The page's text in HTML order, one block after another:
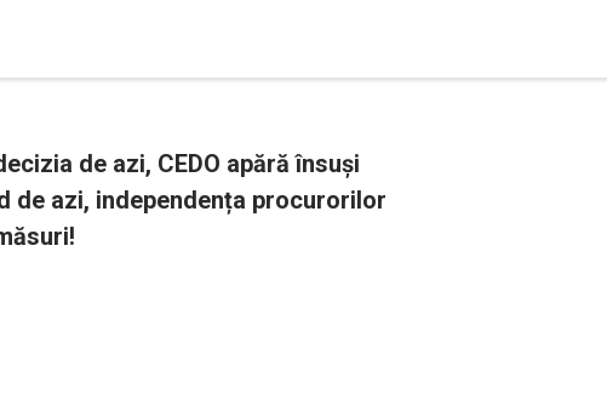
de azi, CEDO apără însuși
de azi, independența procurorilor